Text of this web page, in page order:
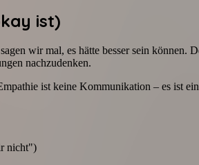
ist)
wir mal, es hätte besser sein
nachzudenken.
ist keine Kommunikation – es ist
nicht")